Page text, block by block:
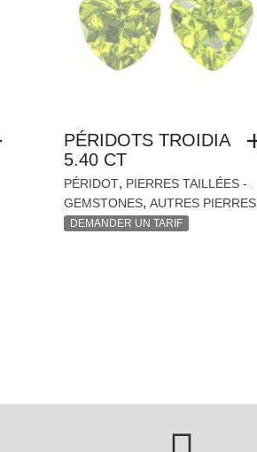
PÉRIDOTS TROIDIA
5.40 CT
PÉRIDOT, PIERRES TAILLÉES -
GEMSTONES, AUTRES PIERRES
DEMANDER UN TARIF